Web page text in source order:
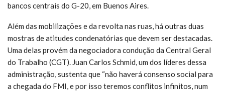
bancos centrais do G-20, em Buenos Aires.
Além das mobilizações e da revolta nas ruas, há outras duas
mostras de atitudes condenatórias que devem ser destacadas.
Uma delas provém da negociadora condução da Central Geral
do Trabalho (CGT). Juan Carlos Schmid, um dos líderes dessa
administração, sustenta que “não haverá consenso social para
a chegada do FMI, e por isso teremos conflitos infinitos, num